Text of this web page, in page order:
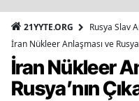
21YYTE.ORG
Rusya Slav
İran Nükleer Anlaşması ve
İran Nükleer
Rusya’nın